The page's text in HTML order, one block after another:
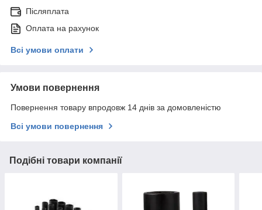
Післяплата
Оплата на рахунок
Всі умови оплати
Умови повернення
Повернення товару впродовж 14 днів за домовленістю
Всі умови повернення
Подібні товари компанії